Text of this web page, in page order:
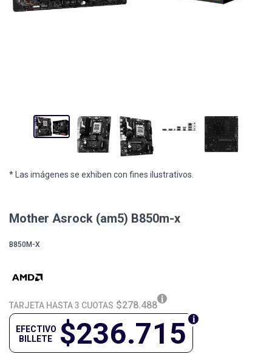
* Las imágenes se exhiben con fines ilustrativos.
Mother Asrock (am5) B850m-x
B850M-X
TARJETA HASTA 3 CUOTAS $278.488
$236.715
EFECTIVO
BILLETE